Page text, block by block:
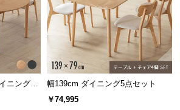
ニングテ
幅139cm ダイニング5点セット
￥74,995